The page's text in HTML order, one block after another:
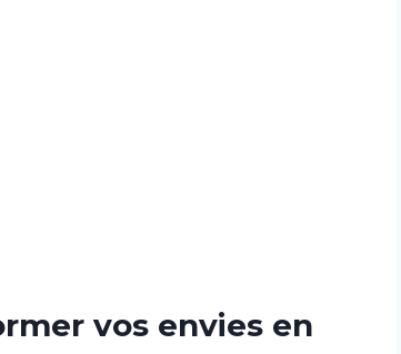
vos envies en